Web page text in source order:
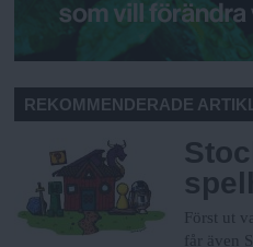
REKOMMENDERADE
Först ut
får även